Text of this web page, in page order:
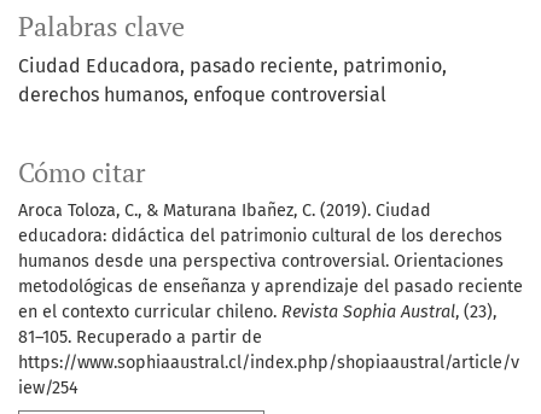
Palabras clave
Ciudad Educadora pasado reciente patrimonio
derechos humanos enfoque controversial
Cómo citar
Aroca Toloza, C., & Maturana Ibañez, C. (2019). Ciudad
educadora: didáctica del patrimonio cultural de los derechos
humanos desde una perspectiva controversial. Orientaciones
metodológicas de enseñanza y aprendizaje del pasado reciente
en el contexto curricular chileno. Revista Sophia Austral, (23),
81–105. Recuperado a partir de
https://www.sophiaaustral.cl/index.php/shopiaaustral/article/v
iew/254